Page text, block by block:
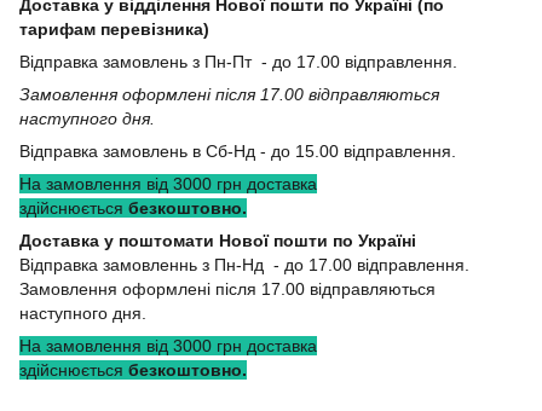
Доставка у відділення Нової пошти по Україні (по
тарифам перевізника)
Відправка замовлень з Пн-Пт - до 17.00 відправлення.
Замовлення оформлені після 17.00 відправляються
наступного дня.
Відправка замовлень в Сб-Нд - до 15.00 відправлення.
На замовлення від 3000 грн доставка
здійснюється безкоштовно.
Доставка у поштомати Нової пошти по Україні
Відправка замовленнь з Пн-Нд - до 17.00 відправлення.
Замовлення оформлені після 17.00 відправляються
наступного дня.
На замовлення від 3000 грн доставка
здійснюється безкоштовно.